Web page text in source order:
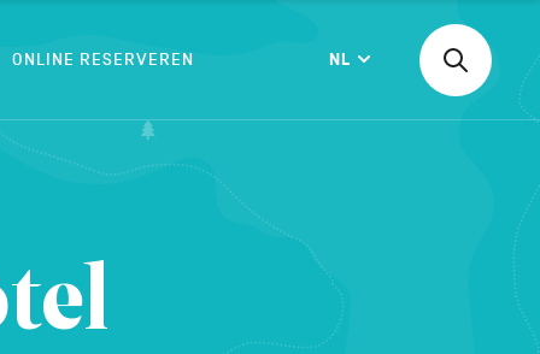
ONLINE RESERVEREN NL
Zoeken
naar
BEVESTIGEN